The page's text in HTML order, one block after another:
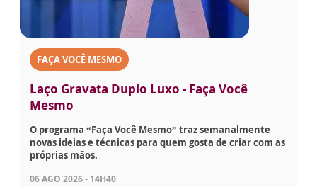
FAÇA VOCÊ MESMO
Laço Gravata Duplo Luxo - Faça Você
Mesmo
O programa “Faça Você Mesmo” traz semanalmente
novas ideias e técnicas para quem gosta de criar com as
próprias mãos.
06 AGO 2026 - 14H40